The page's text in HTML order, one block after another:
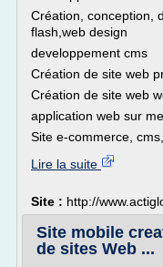
Création, conception,
flash,web design
developpement cms
Création de site web
Création de site web
application web sur
Site e-commerce, cms,
Lire la suite
Site : http://
Site mobile
de sites Web ...